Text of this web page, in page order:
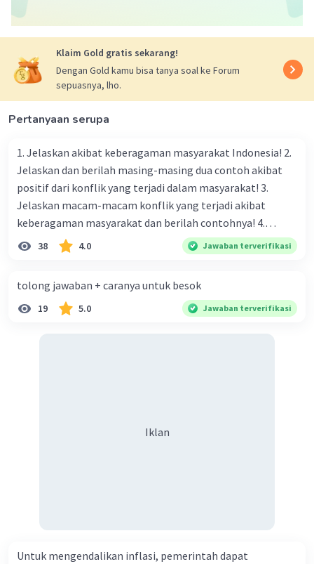
pembagian didahulukan
Klaim Gold gratis sekarang!
Dengan Gold kamu bisa tanya soal ke Forum
sepuasnya, lho.
Pertanyaan serupa
1. Jelaskan akibat keberagaman masyarakat Indonesia! 2.
Jelaskan dan berilah masing-masing dua contoh akibat
positif dari konflik yang terjadi dalam masyarakat! 3.
Jelaskan macam-macam konflik yang terjadi akibat
keberagaman masyarakat dan berilah contohnya! 4.
Mengapa dalam masyarakat yang memiliki keberagaman
bahasa, dan budaya. Berdasarkan pernyataan tersebut,
apa yang dapat kalian lakukan untuk menjaga
38 4.0 Jawaban terverifikasi
tolong jawaban + caranya untuk besok
19 5.0 Jawaban terverifikasi
Iklan
Untuk mengendalikan inflasi, pemerintah dapat